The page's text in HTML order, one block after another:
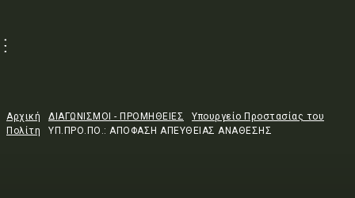
Αρχική ΔΙΑΓΩΝΙΣΜΟΙ - ΠΡΟΜΗΘΕΙΕΣ
Υπουργείο Προστασίας του
Πολίτη
ΥΠ.ΠΡΟ.ΠΟ.: ΑΠΟΦΑΣΗ ΑΠΕΥΘΕΙΑΣ ΑΝΑΘΕΣΗΣ